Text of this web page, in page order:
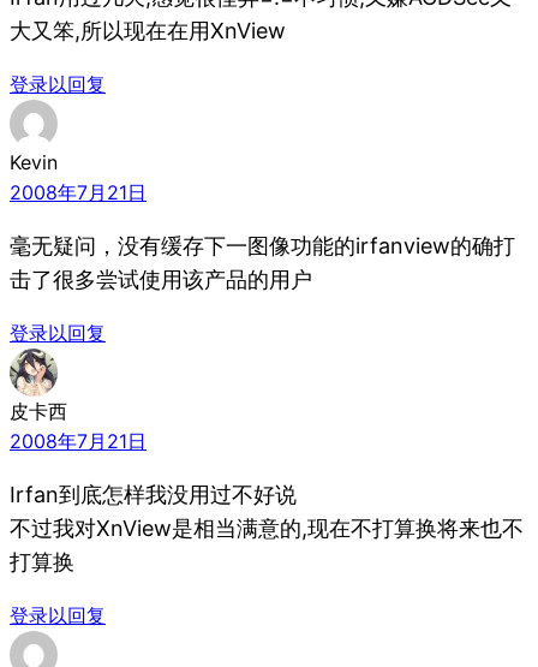
大又笨,所以现在在用XnView
登录以回复
Kevin
2008年7月21日
毫无疑问，没有缓存下一图像功能的irfanview的确打
击了很多尝试使用该产品的用户
登录以回复
皮卡西
2008年7月21日
Irfan到底怎样我没用过不好说
不过我对XnView是相当满意的,现在不打算换将来也不
打算换
登录以回复